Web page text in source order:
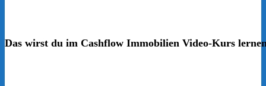
Das wirst du im Cashflow Immobilien Video-Kurs